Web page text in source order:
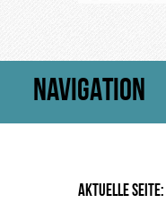
NAVIGATION
AKTUELLE SEITE: